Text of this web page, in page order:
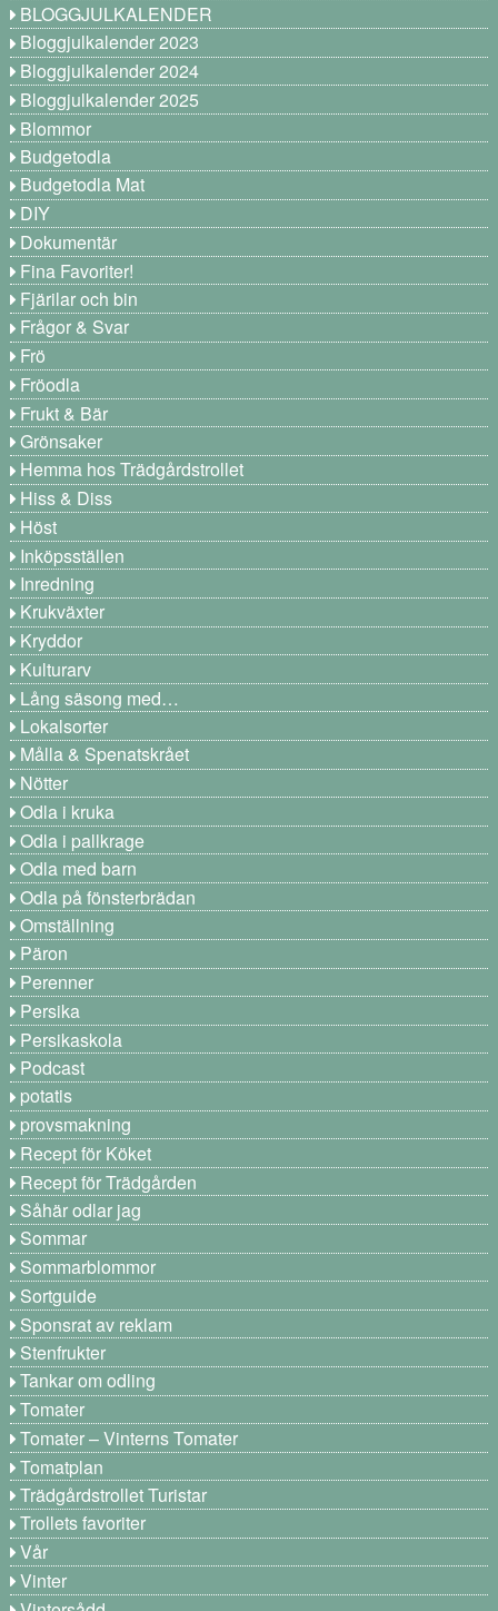
BLOGGJULKALENDER
Bloggjulkalender 2023
Bloggjulkalender 2024
Bloggjulkalender 2025
Blommor
Budgetodla
Budgetodla Mat
DIY
Dokumentär
Fina Favoriter!
Fjärilar och bin
Frågor & Svar
Frö
Fröodla
Frukt & Bär
Grönsaker
Hemma hos Trädgårdstrollet
Hiss & Diss
Höst
Inköpsställen
Inredning
Krukväxter
Kryddor
Kulturarv
Lång säsong med…
Lokalsorter
Målla & Spenatskrået
Nötter
Odla i kruka
Odla i pallkrage
Odla med barn
Odla på fönsterbrädan
Omställning
Päron
Perenner
Persika
Persikaskola
Podcast
potatis
provsmakning
Recept för Köket
Recept för Trädgården
Såhär odlar jag
Sommar
Sommarblommor
Sortguide
Sponsrat av reklam
Stenfrukter
Tankar om odling
Tomater
Tomater – Vinterns Tomater
Tomatplan
Trädgårdstrollet Turistar
Trollets favoriter
Vår
Vinter